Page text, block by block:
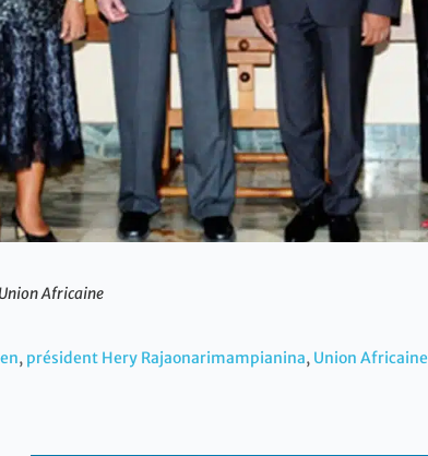
Africaine
, président Hery Rajaonarimampianina, Union Africaine